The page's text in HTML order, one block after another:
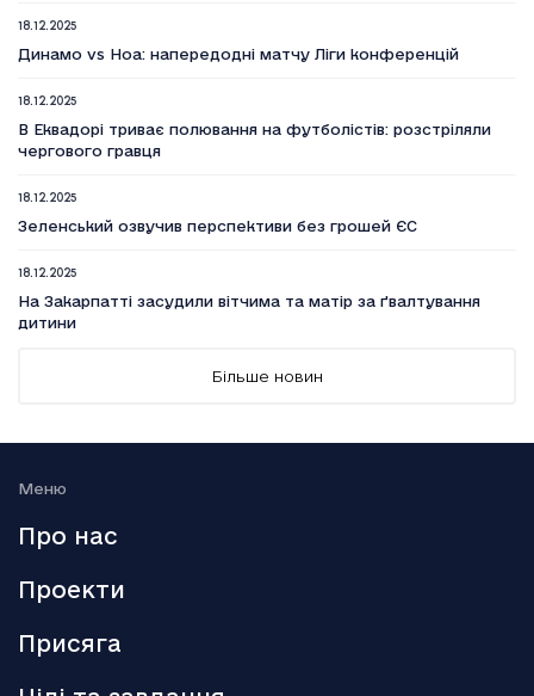
18.12.2025
Динамо vs Ноа: напередодні матчу Ліги конференцій
18.12.2025
В Еквадорі триває полювання на футболістів: розстріляли
чергового гравця
18.12.2025
Зеленський озвучив перспективи без грошей ЄС
18.12.2025
На Закарпатті засудили вітчима та матір за ґвалтування
дитини
18.12.2025
Smart Holding відзвітував про зниження обсягу сплачених
Аллан Каммінг стане ведучим кінопремії BAFTA-2026
18.12.2025
Більше новин
Меню
Про нас
Проекти
Присяга